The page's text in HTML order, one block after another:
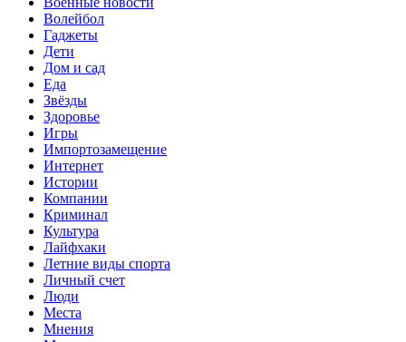
Волейбол
Гаджеты
Дети
Дом и сад
Еда
Звёзды
Здоровье
Игры
Импортозамещение
Интернет
Истории
Компании
Криминал
Культура
Лайфхаки
Летние виды спорта
Личный счет
Люди
Места
Мнения